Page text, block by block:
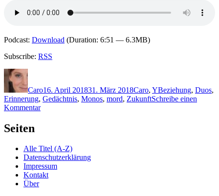
Podcast: Download (Duration: 6:51 — 6.3MB)
Subscribe: RSS
Autor
Caro16. April 201831. März 2018Caro, YBeziehung, Duos,
Erinnerung, Gedächtnis, Monos, mord, ZukunftSchreibe einen
Kommentarzu
Memory
Game
Seiten
Alle Titel (A-Z)
Datenschutzerklärung
Impressum
Kontakt
Über